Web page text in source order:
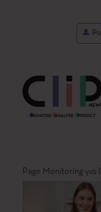
Page Monitoring